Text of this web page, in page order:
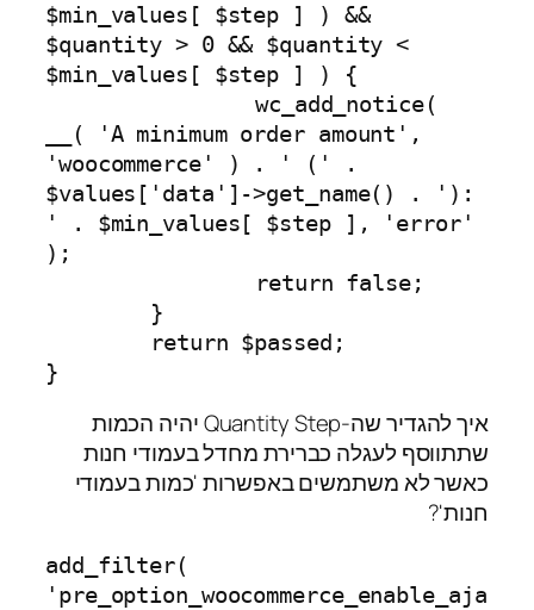
$min_values[ $step ] ) &&
$quantity > 0 && $quantity <
$min_values[ $step ] ) {
__( 'A minimum order amount',
'woocommerce' ) . ' (' .
$values['data']->get_name() . '):
' . $min_values[ $step ], 'error'
);
}
איך להגדיר שה-Quantity Step יהיה הכמות
שתתווסף לעגלה כברירת מחדל בעמודי חנות
כאשר לא משתמשים באפשרות 'כמות בעמודי
חנות'?
add_filter(
'pre_option_woocommerce_enable_aja